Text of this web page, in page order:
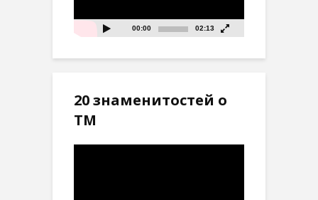
00:00 02:13
20 знаменитостей о
ТМ